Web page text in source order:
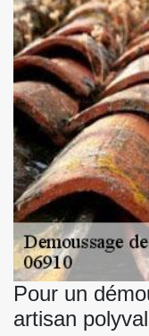
Pour un
artisan